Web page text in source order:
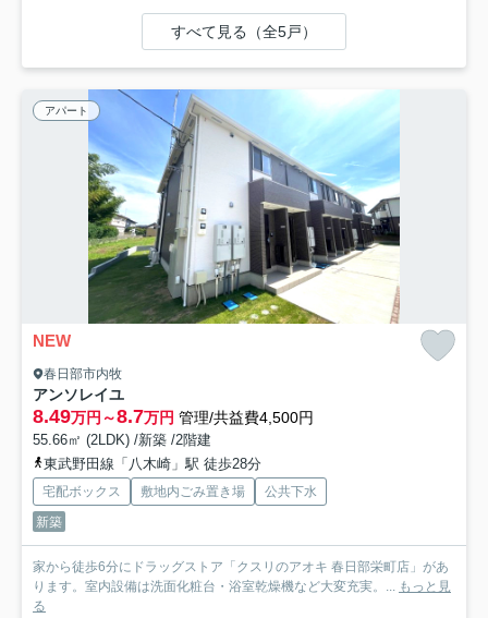
すべて見る（全5戸）
アパート
NEW
春日部市内牧
アンソレイユ
8.49万円～8.7万円 管理/共益費4,500円
55.66㎡ (2LDK) /新築 /2階建
東武野田線「八木崎」駅 徒歩28分
宅配ボックス 敷地内ごみ置き場
公共下水
新築
家から徒歩6分にドラッグストア「クスリのアオキ 春日部栄町店」があ
ります。室内設備は洗面化粧台・浴室乾燥機など大変充実。...
もっと見
る